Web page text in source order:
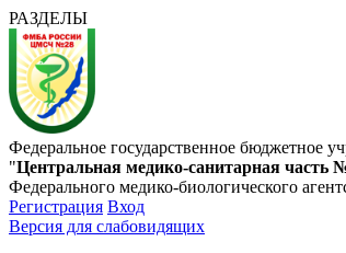
РАЗДЕЛЫ
Федеральное государственное бюджетное
"Центральная медико-санитарная часть
Федерального медико-биологического
Регистрация Вход
Версия для слабовидящих